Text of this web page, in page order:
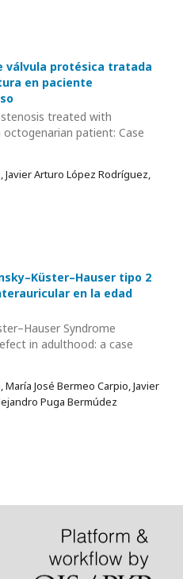
válvula protésica tratada
en paciente
treated with
octogenarian patient: Case
Javier Arturo López Rodríguez,
tipo 2
en la edad
Syndrome
in adulthood: a case
José Bermeo Carpio, Javier
Puga Bermúdez